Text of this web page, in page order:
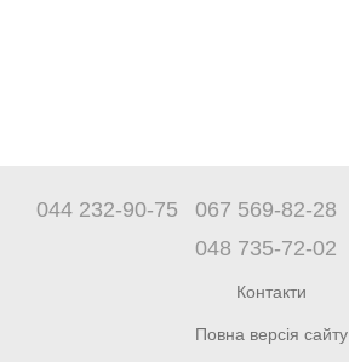
044 232-90-75 067 569-82-28
048 735-72-02
Контакти
Повна версія сайту